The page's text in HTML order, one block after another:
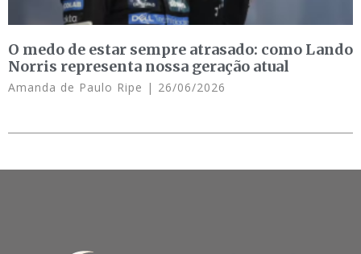
O medo de estar sempre atrasado: como Lando
Norris representa nossa geração atual
Amanda de Paulo Ripe 26/06/2026